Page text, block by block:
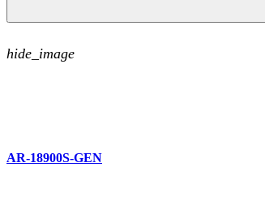
hide_image
AR-18900S-GEN